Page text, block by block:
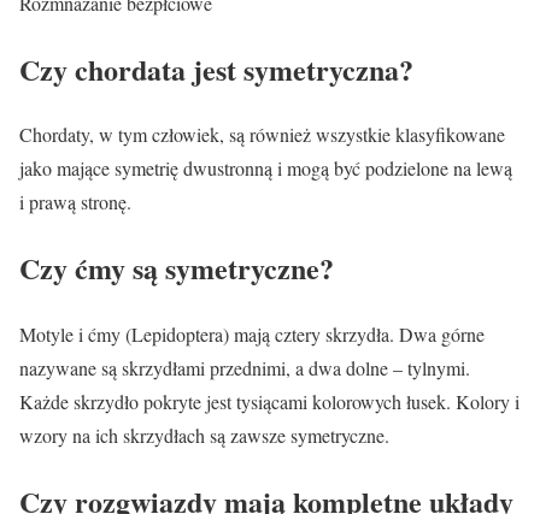
Czy chordata jest symetryczna?
Chordaty, w tym człowiek, są również wszystkie klasyfikowane
jako mające symetrię dwustronną i mogą być podzielone na lewą
i prawą stronę.
Czy ćmy są symetryczne?
Motyle i ćmy (Lepidoptera) mają cztery skrzydła. Dwa górne
nazywane są skrzydłami przednimi, a dwa dolne – tylnymi.
Każde skrzydło pokryte jest tysiącami kolorowych łusek. Kolory i
wzory na ich skrzydłach są zawsze symetryczne.
Czy rozgwiazdy mają kompletne układy